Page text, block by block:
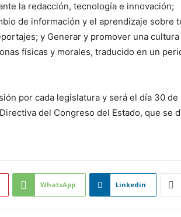
la redacción, tecnología e innovación;
de información y el aprendizaje sobre
y Generar y promover una cultura
físicas y morales, traducido en un
por cada legislatura y será el día 30 de
del Congreso del Estado, que se
WhatsApp Linkedin